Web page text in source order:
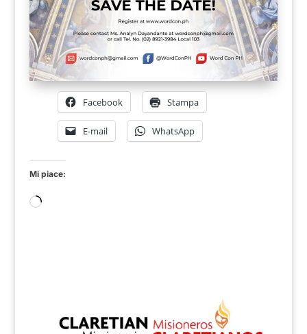
Facebook Stampa
E-mail WhatsApp
Mi piace:
Caricamento